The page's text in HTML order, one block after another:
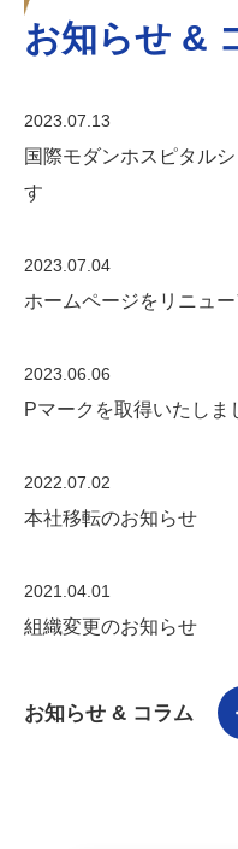
お知らせ &
2023.07.13
国際モダンホスピタル
す
2023.07.04
ホームページをリニュ
2023.06.06
Pマークを取得いたしま
2022.07.02
本社移転のお知らせ
2021.04.01
組織変更のお知らせ
お知らせ & コラム